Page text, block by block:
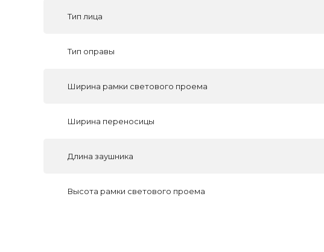
Тип лица
Тип оправы
Ширина рамки светового проема
Ширина переносицы
Длина заушника
Высота рамки светового проема